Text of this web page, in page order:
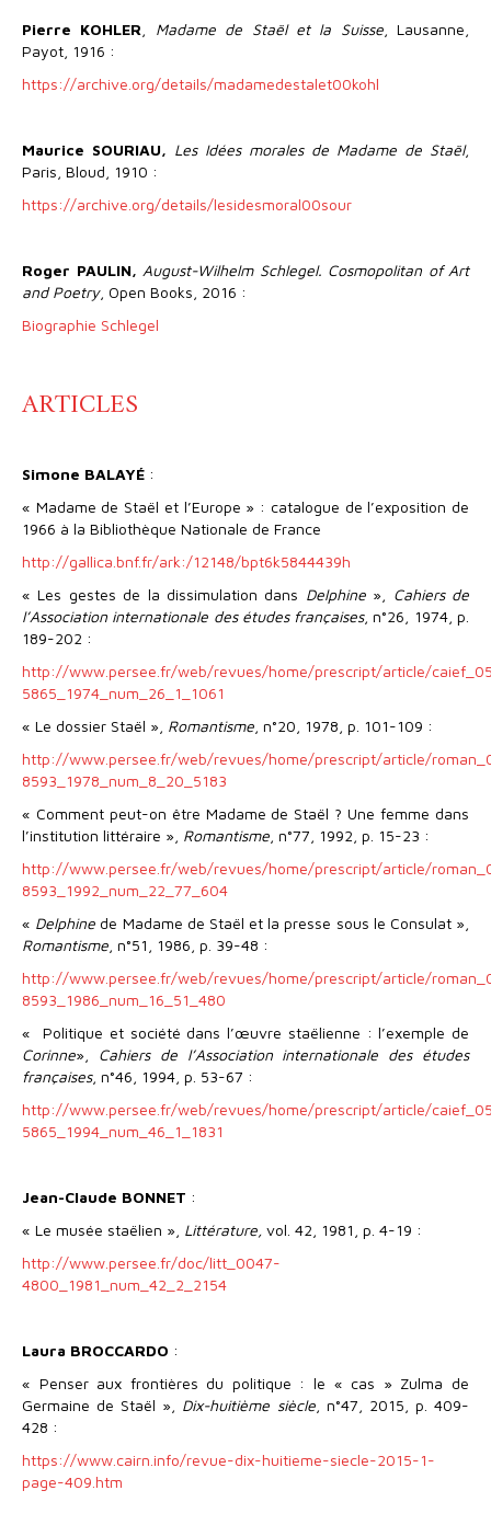
Pierre KOHLER Madame de Staël et la Suisse, Lausanne,
Payot, 1916 :
https://archive.org/details/madamedestalet00kohl
Maurice SOURIAU, Les Idées morales de Madame de Staël,
Paris, Bloud, 1910 :
https://archive.org/details/lesidesmoral00sour
Roger PAULIN, August-Wilhelm Schlegel. Cosmopolitan of Art
and Poetry, Open Books, 2016 :
Biographie Schlegel
ARTICLES
Simone BALAYÉ :
« Madame de Staël et l’Europe » : catalogue de l’exposition de
1966 à la Bibliothèque Nationale de France
http://gallica.bnf.fr/ark:/12148/bpt6k5844439h
« Les gestes de la dissimulation dans Delphine », Cahiers de
l’Association internationale des études françaises, n°26, 1974, p.
189-202 :
http://www.persee.fr/web/revues/home/prescript/article/
5865_1974_num_26_1_1061
« Le dossier Staël », Romantisme , n°20, 1978, p. 101-109 :
http://www.persee.fr/web/revues/home/prescript/article/
8593_1978_num_8_20_5183
« Comment peut-on être Madame de Staël ? Une femme dans
l’institution littéraire », Romantisme , n°77, 1992, p. 15-23 :
http://www.persee.fr/web/revues/home/prescript/article/
8593_1992_num_22_77_604
« Delphine de Madame de Staël et la presse sous le Consulat »,
Romantisme , n°51, 1986, p. 39-48 :
http://www.persee.fr/web/revues/home/prescript/article/
8593_1986_num_16_51_480
« Politique et société dans l’œuvre staëlienne : l’exemple de
Corinne», Cahiers de l’Association internationale des études
françaises, n°46, 1994, p. 53-67 :
http://www.persee.fr/web/revues/home/prescript/article/
5865_1994_num_46_1_1831
Jean-Claude BONNET :
« Le musée staëlien », Littérature, vol. 42, 1981, p. 4-19 :
http://www.persee.fr/doc/litt_0047-
4800_1981_num_42_2_2154
Laura BROCCARDO :
« Penser aux frontières du politique : le « cas » Zulma de
Germaine de Staël », Dix-huitième siècle, n°47, 2015, p. 409-
428 :
https://www.cairn.info/revue-dix-huitieme-siecle-2015-1-
page-409.htm